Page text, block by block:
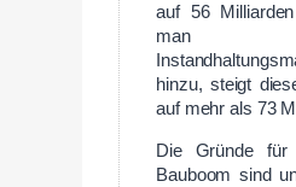
auf 56
man
hinzu, steigt
auf mehr als 73
Die Gründe für
Bauboom sind